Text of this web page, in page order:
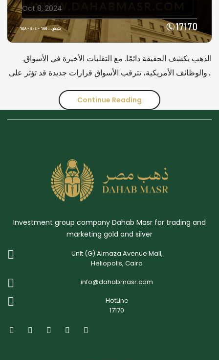
Oct 8, 2024
.الذهب يكشف الحقيقة دائمًا. مع التقلبات الأخيرة في الأسواق
والوظائف الأمريكية، تترقب الأسواق قرارات جديدة قد تؤثر على…
Continue Reading تحركات
الذهب
الأسبوع
الأول
أكتوبر
Investment group company Dahab Masr for trading and
marketing gold and silver
Unit (G) Almaza Avenue Mall,
Heliopolis, Cairo
info@dahabmasr.com
HotLine
17170